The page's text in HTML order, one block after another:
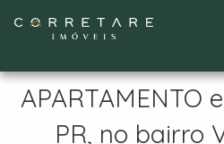
APARTAMENTO
PR, no bairro